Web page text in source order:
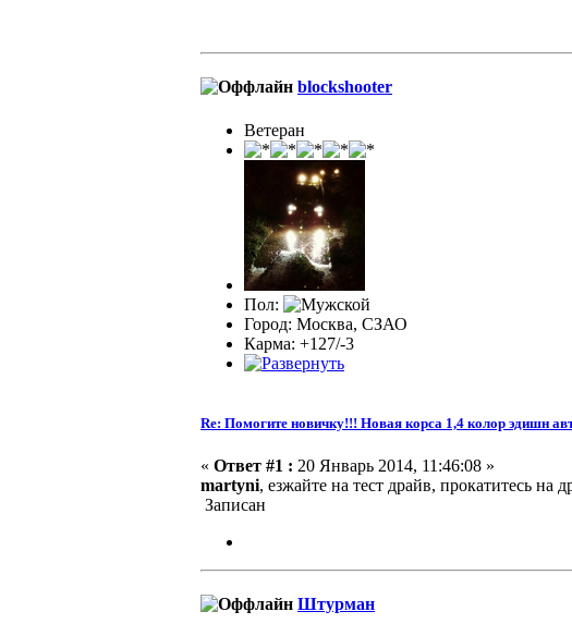
blockshooter
Ветеран
Пол:
Город: Москва, СЗАО
Карма: +127/-3
Re: Помогите новичку!!! Новая корса 1,4 колор эдишн
« Ответ #1 : 20 Январь 2014, 11:46:08 »
martyni, езжайте на тест драйв, прокатитесь
Записан
Штурман